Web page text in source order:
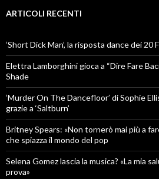
ARTICOLI RECENTI
‘Short Dick Man’, la risposta dance dei 20
Elettra Lamborghini gioca a “Dire Fare
Shade
‘Murder On The Dancefloor’ di Sophie
grazie a ‘Saltburn’
Britney Spears: «Non tornerò mai più a
che spiazza il mondo del pop
Selena Gomez lascia la musica? «La mia
prova»